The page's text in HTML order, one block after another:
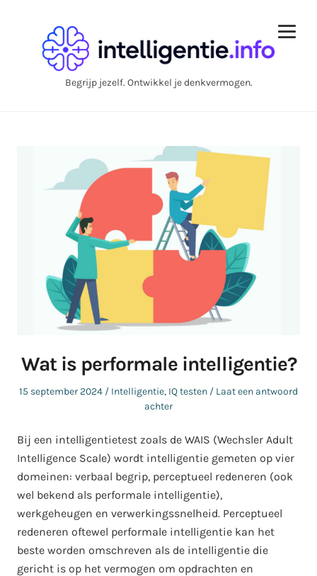
Begrijp jezelf. Ontwikkel je denkvermogen.
Wat is performale intelligentie?
Geplaatst
15 september 2024
Geplaatst
Intelligentie, IQ testen
Laat een antwoord
achter
Bij een intelligentietest zoals de WAIS (Wechsler Adult
Intelligence Scale) wordt intelligentie gemeten op vier
domeinen: verbaal begrip, perceptueel redeneren (ook
wel bekend als performale intelligentie),
werkgeheugen en verwerkingssnelheid. Perceptueel
redeneren oftewel performale intelligentie kan het
beste worden omschreven als de intelligentie die
gericht is op het vermogen om opdrachten en